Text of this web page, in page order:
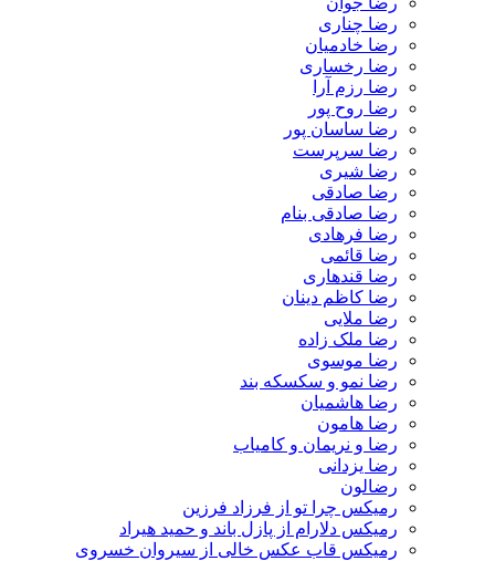
رضا چناری
رضا خادمیان
رضا رخساری
رضا رزم آرا
رضا روح پور
رضا ساسان پور
رضا سرپرست
رضا شیری
رضا صادقی
رضا صادقی بنام
رضا فرهادی
رضا قائمی
رضا قندهاری
رضا کاظم دینان
رضا ملایی
رضا ملک زاده
رضا موسوی
رضا نمو و سکسکه بند
رضا هاشمیان
رضا هامون
رضا و نریمان و کامیاب
رضا یزدانی
رضالون
رمیکس چرا تو از فرزاد فرزین
رمیکس دلارام از پازل باند و حمید هیراد
رمیکس قاب عکس خالی از سیروان خسروی